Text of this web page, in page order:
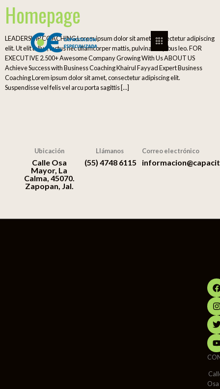
Homepage
LEADERSHIP COACHING Lorem ipsum dolor sit amet, consectetur adipiscing
elit. Ut elit tellus, luctus nec ullamcorper mattis, pulvinar dapibus leo. FOR
EXECUTIVE 2.500+ Awesome Company Growing With Us ABOUT US
Achieve Success with Business Coaching Khairul Fayyad Expert Business
Coaching Lorem ipsum dolor sit amet, consectetur adipiscing elit.
Suspendisse vel felis vel arcu porta sagittis […]
Ubicación
Calle Osa
Mayor, La
Calma, 45070.
Zapopan, Jal.
Llámanos
(55) 4748 6115
Correo electrónico
Osa